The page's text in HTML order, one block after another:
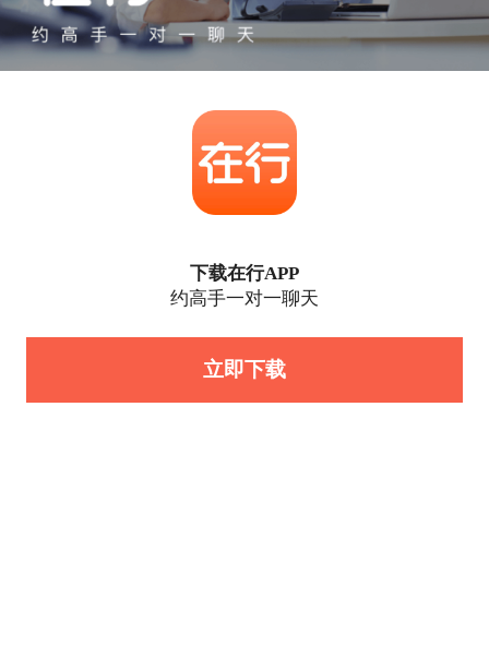
下载在行APP
约高手一对一聊天
立即下载